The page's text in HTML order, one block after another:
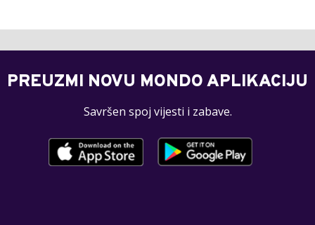
PREUZMI NOVU MONDO APLIKACIJU
Savršen spoj vijesti i zabave.